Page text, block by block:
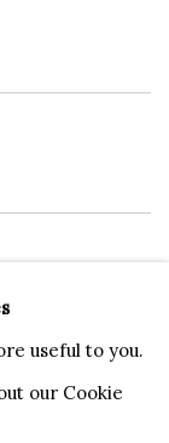
useful to you.
our Cookie